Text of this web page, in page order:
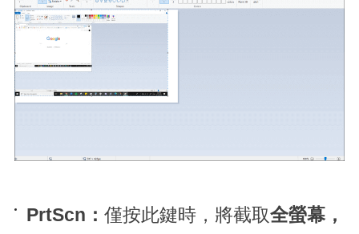
PrtScn： 僅按此鍵時，將截取全螢幕，